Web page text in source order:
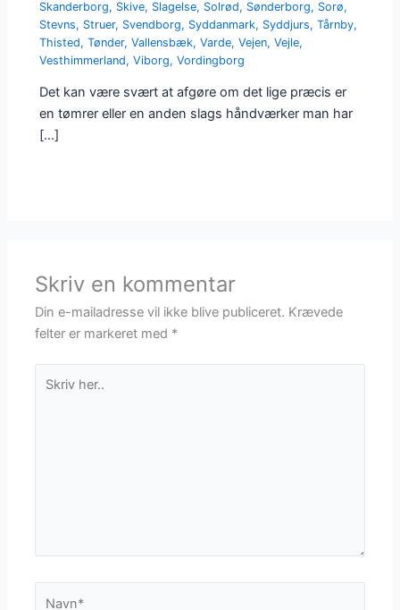
Skanderborg, Skive, Slagelse, Solrød, Sønderborg, Sorø,
Stevns, Struer, Svendborg, Syddanmark, Syddjurs,Tårnby,
Thisted,Tønder,Vallensbæk,Varde,Vejen,Vejle,
Vesthimmerland,Viborg,Vordingborg
Det kan være svært at afgøre om det lige præcis er
en tømrer eller en anden slags håndværker man har
[…]
Skriv en kommentar
Din e-mailadresse vil ikke blive publiceret. Krævede
felter er markeret med *